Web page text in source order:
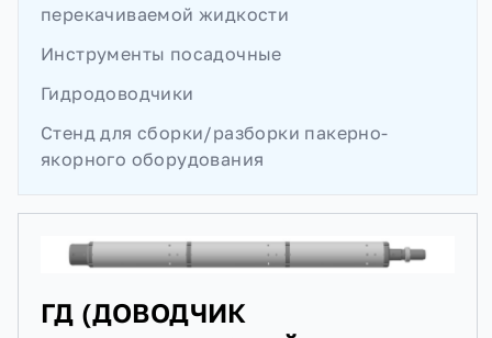
перекачиваемой жидкости
Инструменты посадочные
Гидродоводчики
Стенд для сборки/разборки пакерно-
якорного оборудования
ГД (ДОВОДЧИК